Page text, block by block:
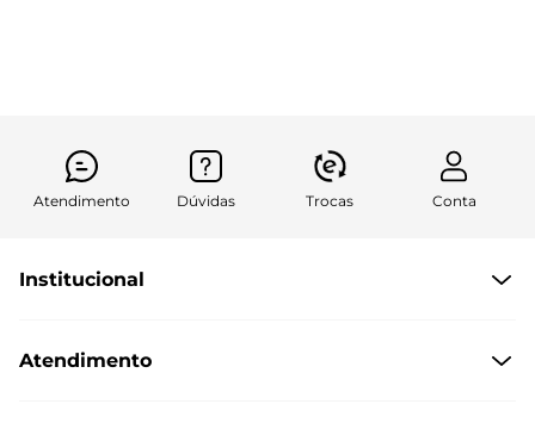
Atendimento Dúvidas Trocas Conta
Institucional
Políticas de Privacidade
Atendimento